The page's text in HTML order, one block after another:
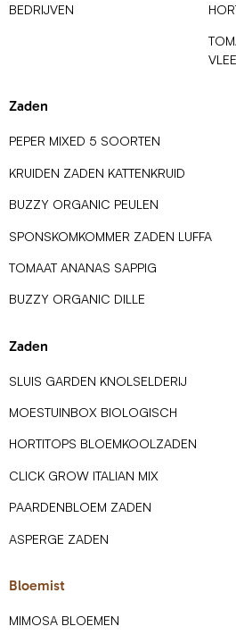
BEDRIJVEN
Zaden
PEPER MIXED 5 SOORTEN
KRUIDEN ZADEN KATTENKRUID
BUZZY ORGANIC PEULEN
SPONSKOMKOMMER ZADEN LUFFA
TOMAAT ANANAS SAPPIG
BUZZY ORGANIC DILLE
Zaden
SLUIS GARDEN KNOLSELDERIJ
MOESTUINBOX BIOLOGISCH
HORTITOPS BLOEMKOOLZADEN
CLICK GROW ITALIAN MIX
PAARDENBLOEM ZADEN
ASPERGE ZADEN
Bloemist
MIMOSA BLOEMEN